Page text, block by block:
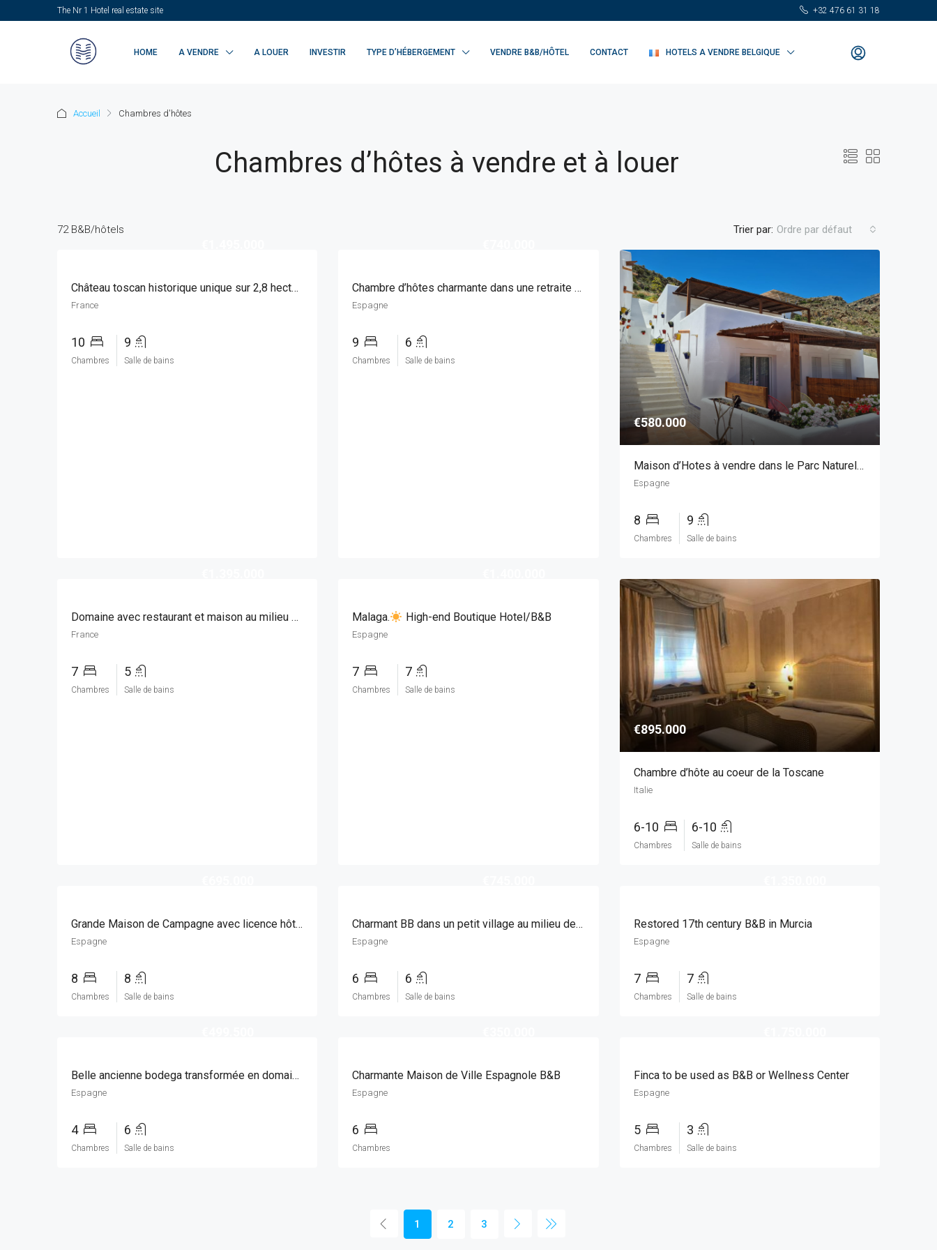
The Nr 1 Hotel real estate site +32 476 61 31 18
HOME A VENDRE A LOUER INVESTIR TYPE D’HÉBERGEMENT VENDRE B&B/HÔTEL CONTACT HOTELS A VENDRE BELGIQUE
Accueil Chambres d'hôtes
Chambres d’hôtes à vendre et à louer
72 B&B/hôtels Trier par: Ordre par défaut
Château toscan historique unique sur 2,8 hectares !
France
10
Chambres
9
Salle de bains
Chambre d’hôtes charmante dans une retraite rurale à Ayora, Valence
Espagne
9
Chambres
6
Salle de bains
€580.000
Maison d’Hotes à vendre dans le Parc Naturel du Cabo de Gata, Andalousie
Espagne
8
Chambres
9
Salle de bains
Domaine avec restaurant et maison au milieu des vignes
France
7
Chambres
5
Salle de bains
Malaga. High-end Boutique Hotel/B&B
Espagne
7
Chambres
7
Salle de bains
€895.000
Chambre d’hôte au coeur de la Toscane
Italie
6-10
Chambres
6-10
Salle de bains
Grande Maison de Campagne avec licence hôtelière sur un terrain de 18 hectares idéale pour une retraite
Espagne
8
Chambres
8
Salle de bains
Charmant BB dans un petit village au milieu des vergers d’agrumes, à 15 min des plages
Espagne
6
Chambres
6
Salle de bains
Restored 17th century B&B in Murcia
Espagne
7
Chambres
7
Salle de bains
Belle ancienne bodega transformée en domaine unique avec possibilité de B&B ou casa rural.
Espagne
4
Chambres
6
Salle de bains
Charmante Maison de Ville Espagnole B&B
Espagne
6
Chambres
Finca to be used as B&B or Wellness Center
Espagne
5
Chambres
3
Salle de bains
1 2 3